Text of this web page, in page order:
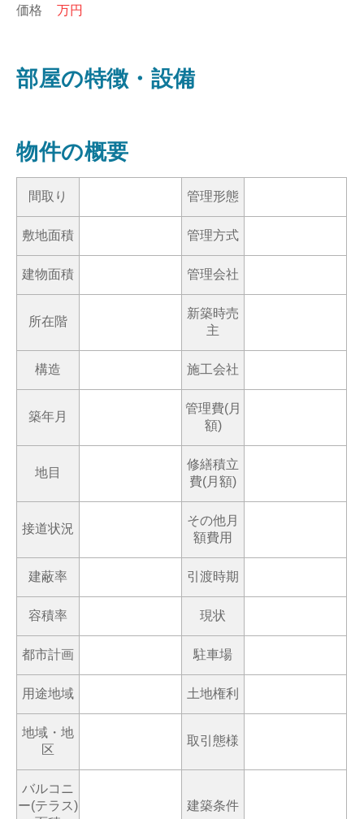
価格 万円
部屋の特徴・設備
物件の概要
間取り 管理形態
敷地面積 管理方式
建物面積 管理会社
所在階
新築時売
主
構造 施工会社
築年月
管理費(月
額)
地目
修繕積立
費(月額)
接道状況
その他月
額費用
建蔽率 引渡時期
容積率 現状
都市計画 駐車場
用途地域 土地権利
地域・地
区
取引態様
バルコニ
ー(テラス)
建築条件